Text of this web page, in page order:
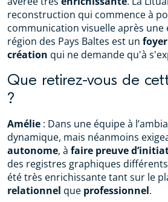
reconstruction qui commence à
communication visuelle après une
région des Pays Baltes est un
création qui ne demande qu'à
Que retirez-vous de
?
Amélie : Dans une équipe à
dynamique, mais néanmoins
autonome, à faire preuve
des registres graphiques
été très enrichissante tant sur le
relationnel que professionnel.